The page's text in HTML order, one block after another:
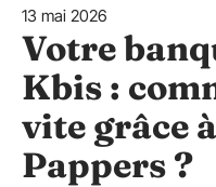
13 mai 2026
Votre
Kbis :
vite grâce
Pappers ?